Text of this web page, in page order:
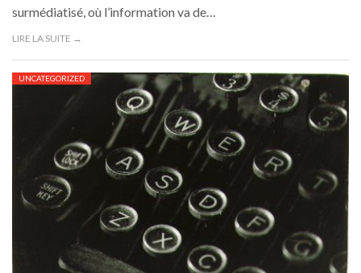
surmédiatisé, où l’information va de…
LIRE LA SUITE →
UNCATEGORIZED